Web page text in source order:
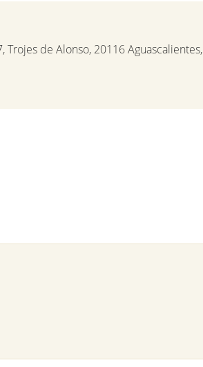
Trojes de Alonso, 20116 Aguascalientes,